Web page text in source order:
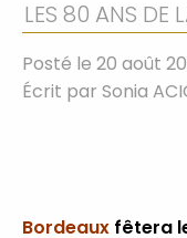
LES 80 ANS DE
Posté le 20 août
Écrit par Sonia
Bordeaux fêtera